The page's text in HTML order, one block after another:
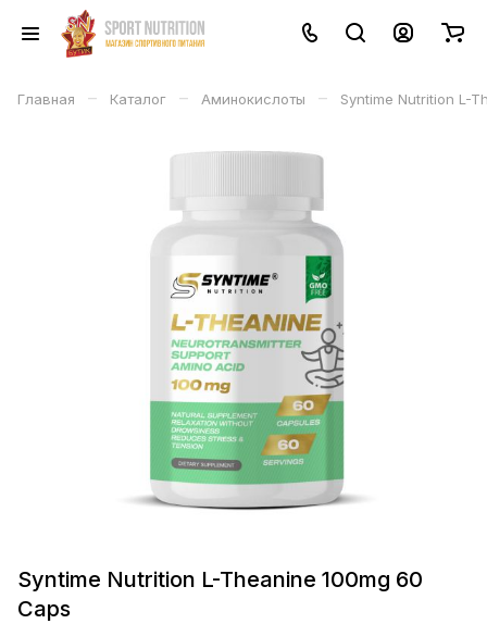
Главная – Каталог – Аминокислоты – Syntime Nutrition L-
Syntime Nutrition L-Theanine 100mg 60
Сaps